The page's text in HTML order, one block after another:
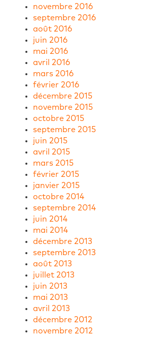
novembre 2016
septembre 2016
août 2016
juin 2016
mai 2016
avril 2016
mars 2016
février 2016
décembre 2015
novembre 2015
octobre 2015
septembre 2015
juin 2015
avril 2015
mars 2015
février 2015
janvier 2015
octobre 2014
septembre 2014
juin 2014
mai 2014
décembre 2013
septembre 2013
août 2013
juillet 2013
juin 2013
mai 2013
avril 2013
décembre 2012
novembre 2012